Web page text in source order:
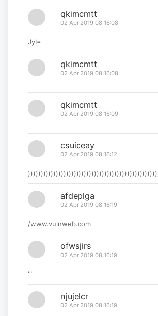
qkimcmtt
02 Apr 2019 08:16:08
JyI=
qkimcmtt
02 Apr 2019 08:16:08
qkimcmtt
02 Apr 2019 08:16:09
csuiceay
02 Apr 2019 08:16:12
afdeplga
02 Apr 2019 08:16:19
/www.vulnweb.com
ofwsjirs
02 Apr 2019 08:16:19
'"
njujelcr
02 Apr 2019 08:16:19